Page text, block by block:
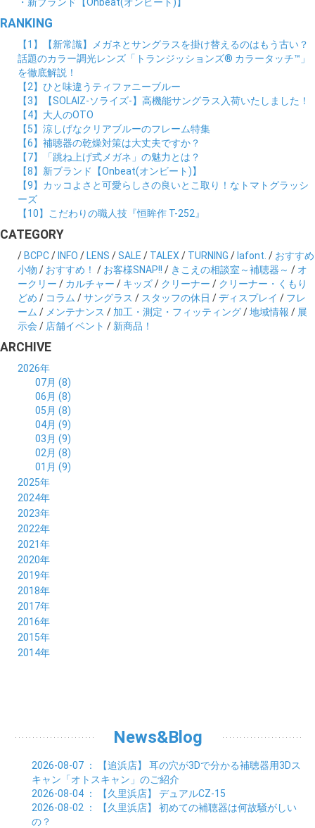
RANKING
【1】【新常識】メガネとサングラスを掛け替えるのはもう古い？
話題のカラー調光レンズ「トランジッションズ® カラータッチ™」
を徹底解説！
【2】ひと味違うティファニーブルー
【3】【SOLAIZ-ソライズ-】高機能サングラス入荷いたしました！
【4】大人のOTO
【5】涼しげなクリアブルーのフレーム特集
【6】補聴器の乾燥対策は大丈夫ですか？
【7】「跳ね上げ式メガネ」の魅力とは？
【8】新ブランド【Onbeat(オンビート)】
【9】カッコよさと可愛らしさの良いとこ取り！なトマトグラッシ
ーズ
【10】こだわりの職人技『恒眸作 T-252』
CATEGORY
/BCPC/INFO /LENS /SALE / TALEX / TURNING /lafont. / おすすめ
小物 / おすすめ！ / お客様SNAP!! / きこえの相談室～補聴器～ / オ
ークリー / カルチャー / キッズ/ クリーナー / クリーナー・くもり
どめ / コラム /サングラス / スタッフの休日 /ディスプレイ / フレ
ーム / メンテナンス / 加工・測定・フィッティング/地域情報 / 展
示会 / 店舗イベント / 新商品！
ARCHIVE
2026年
07月 (8)
06月 (8)
05月 (8)
04月 (9)
03月 (9)
02月 (8)
01月 (9)
2025年
12月 (10)
11月 (8)
10月 (8)
09月 (8)
08月 (9)
07月 (7)
06月 (9)
05月 (8)
04月 (8)
03月 (9)
02月 (8)
01月 (8)
2024年
12月 (8)
11月 (9)
10月 (8)
09月 (9)
08月 (7)
07月 (8)
06月 (8)
05月 (8)
04月 (8)
03月 (8)
02月 (9)
2023年
12月 (8)
11月 (8)
10月 (8)
09月 (8)
08月 (9)
07月 (9)
06月 (8)
05月 (9)
04月 (9)
03月 (8)
2022年
12月 (9)
11月 (5)
10月 (4)
09月 (5)
08月 (4)
07月 (4)
06月 (5)
05月 (5)
04月 (2)
2021年
12月 (6)
11月 (4)
10月 (3)
09月 (7)
08月 (5)
07月 (4)
06月 (6)
05月 (6)
2020年
12月 (3)
11月 (6)
10月 (7)
09月 (7)
08月 (5)
07月 (5)
06月 (7)
2019年
12月 (9)
11月 (5)
10月 (7)
09月 (11)
08月 (6)
07月 (5)
2018年
12月 (6)
11月 (7)
10月 (6)
09月 (8)
08月 (4)
01月 (7)
2017年
12月 (6)
11月 (4)
10月 (5)
02月 (3)
01月 (6)
2016年
12月 (7)
11月 (4)
03月 (6)
02月 (9)
01月 (11)
2015年
12月 (6)
06月 (2)
2014年
News&Blog
2026-08-07 ： 【追浜店】 耳の穴が3Dで分かる補聴器用3Dス
キャン「オトスキャン」のご紹介
2026-08-04 ： 【久里浜店】 デュアルCZ-15
2026-08-02 ： 【久里浜店】 初めての補聴器は何故騒がしい
の？